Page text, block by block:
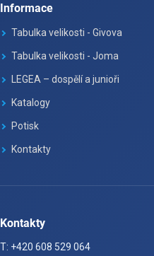
Informace
Tabulka velikosti - Givova
Tabulka velikosti - Joma
LEGEA – dospělí a junioři
Katalogy
Potisk
Kontakty
Kontakty
T: +420 608 529 064